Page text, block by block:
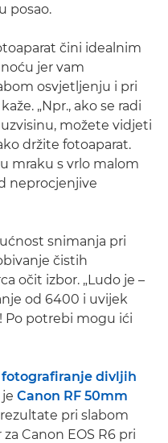
posao.
čini idealnim
jer vam
osvjetljenju i pri
„Npr., ako se radi
možete vidjeti
držite fotoaparat.
mraku s vrlo malom
neprocjenjive
snimanja pri
čistih
očit izbor. „Ludo je –
od 6400 i uvijek
Po potrebi mogu ići
divljih
Canon RF 50mm
pri slabom
Canon EOS R6 pri